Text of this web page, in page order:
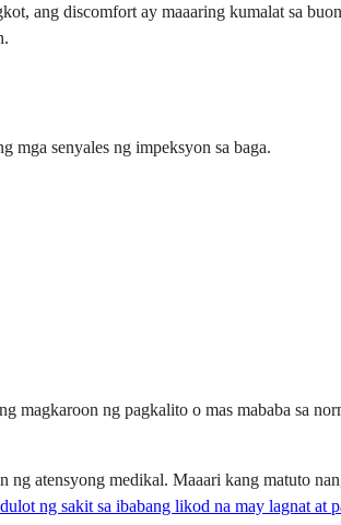
ang discomfort ay maaaring kumalat sa
mga senyales ng impeksyon sa baga.
ng pagkalito o mas mababa sa
atensyong medikal. Maaari kang matuto
ng sakit sa ibabang likod na may lagnat at